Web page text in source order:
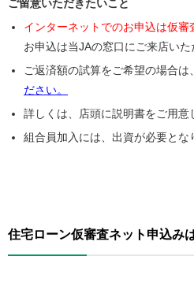
ご留意いただきたいこと
インターネットでのお申込は仮審
お申込は当JAの窓口にご来店いた
ご返済額の試算をご希望の場合は、
ださい。
詳しくは、店頭に説明書をご用意
組合員加入には、出資が必要とな
住宅ローン仮審査ネット申込み